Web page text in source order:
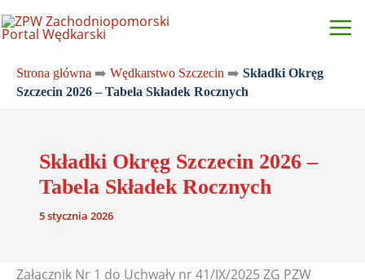
do
Strona główna ➡️ Wędkarstwo Szczecin ➡️ Składki Okręg
Szczecin 2026 – Tabela Składek Rocznych
Składki Okręg Szczecin 2026 –
Tabela Składek Rocznych
5 stycznia 2026
Załącznik Nr 1 do Uchwały nr 41/IX/2025 ZG PZW